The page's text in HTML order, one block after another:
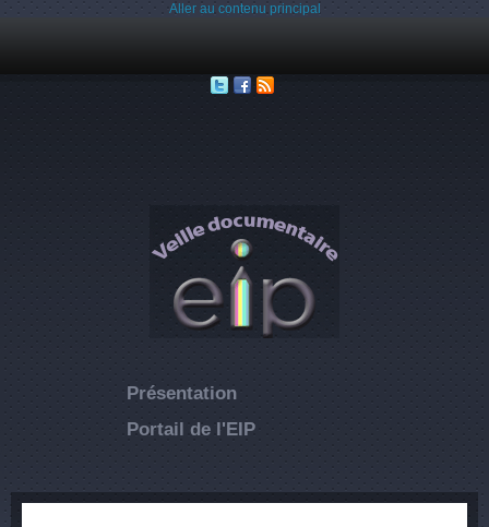
Aller au contenu principal
Présentation
Portail de l'EIP